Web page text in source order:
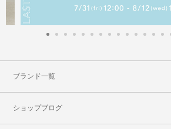
ブランド一覧
ショップブログ